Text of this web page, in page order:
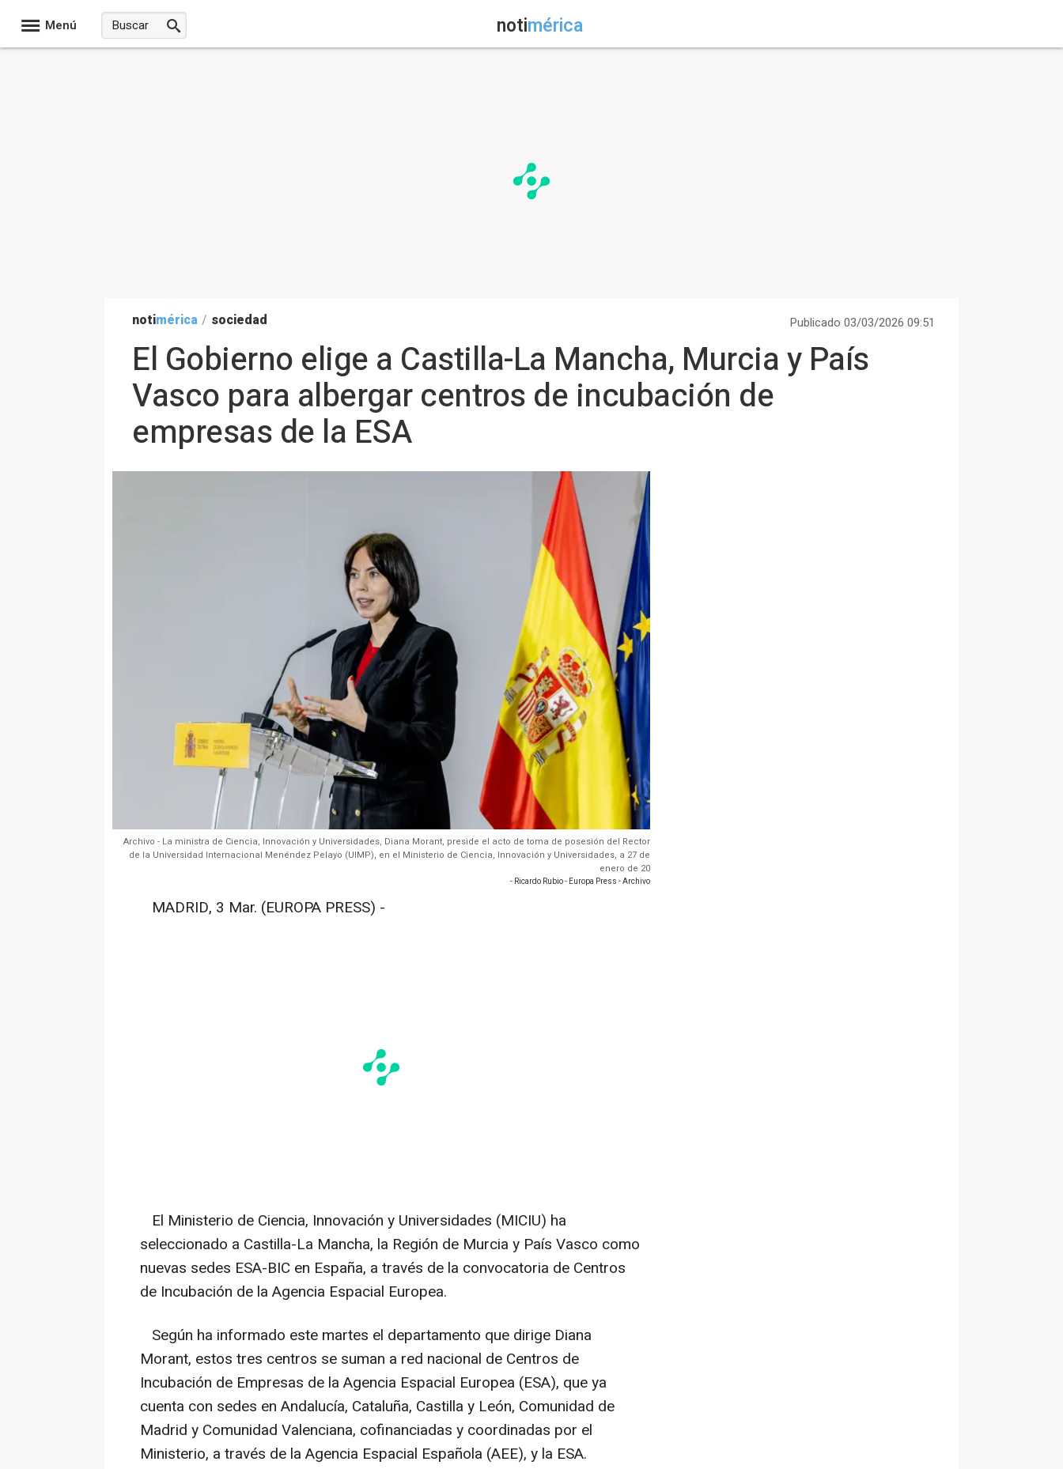
Menú notimérica
notimérica / sociedad Publicado 03/03/2026 09:51
El Gobierno elige a Castilla-La Mancha, Murcia y País
Vasco para albergar centros de incubación de
empresas de la ESA
Archivo - La ministra de Ciencia, Innovación y Universidades, Diana Morant, preside el acto de toma de posesión del Rector
de la Universidad Internacional Menéndez Pelayo (UIMP), en el Ministerio de Ciencia, Innovación y Universidades, a 27 de
enero de 20
- Ricardo Rubio - Europa Press - Archivo
MADRID, 3 Mar. (EUROPA PRESS) -
El Ministerio de Ciencia, Innovación y Universidades (MICIU) ha
seleccionado a Castilla-La Mancha, la Región de Murcia y País Vasco como
nuevas sedes ESA-BIC en España, a través de la convocatoria de Centros
de Incubación de la Agencia Espacial Europea.
Según ha informado este martes el departamento que dirige Diana
Morant, estos tres centros se suman a red nacional de Centros de
Incubación de Empresas de la Agencia Espacial Europea (ESA), que ya
cuenta con sedes en Andalucía, Cataluña, Castilla y León, Comunidad de
Madrid y Comunidad Valenciana, cofinanciadas y coordinadas por el
Ministerio, a través de la Agencia Espacial Española (AEE), y la ESA.